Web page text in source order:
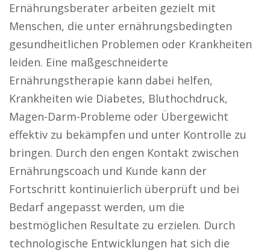
Ernährungsberater arbeiten gezielt mit
Menschen, die unter ernährungsbedingten
gesundheitlichen Problemen oder Krankheiten
leiden. Eine maßgeschneiderte
Ernährungstherapie kann dabei helfen,
Krankheiten wie Diabetes, Bluthochdruck,
Magen-Darm-Probleme oder Übergewicht
effektiv zu bekämpfen und unter Kontrolle zu
bringen. Durch den engen Kontakt zwischen
Ernährungscoach und Kunde kann der
Fortschritt kontinuierlich überprüft und bei
Bedarf angepasst werden, um die
bestmöglichen Resultate zu erzielen. Durch
technologische Entwicklungen hat sich die